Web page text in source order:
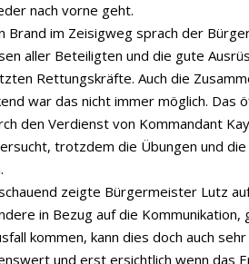
nach vorne geht.
Brand im Zeisigweg sprach der
aller Beteiligten und die gute
Rettungskräfte. Auch die
war das nicht immer möglich. Das
den Verdienst von Kommandant
trotzdem die Übungen und
zeigte Bürgermeister Lutz
in Bezug auf die
kommen, kann dies doch auch
und erst ersichtlich wenn das